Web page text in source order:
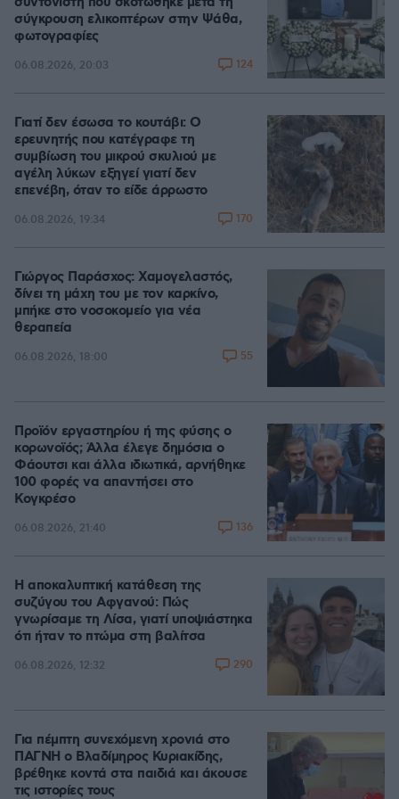
σύγκρουση ελικοπτέρων στην Ψάθα,
φωτογραφίες
06.08.2026, 20:03 124
Γιατί δεν έσωσα το κουτάβι: Ο
ερευνητής που κατέγραφε τη
συμβίωση του μικρού σκυλιού με
αγέλη λύκων εξηγεί γιατί δεν
επενέβη, όταν το είδε άρρωστο
06.08.2026, 19:34 170
Γιώργος Παράσχος: Χαμογελαστός,
δίνει τη μάχη του με τον καρκίνο,
μπήκε στο νοσοκομείο για νέα
θεραπεία
06.08.2026, 18:00 55
Προϊόν εργαστηρίου ή της φύσης ο
κορωνοϊός; Άλλα έλεγε δημόσια ο
Φάουτσι και άλλα ιδιωτικά, αρνήθηκε
100 φορές να απαντήσει στο
Κογκρέσο
06.08.2026, 21:40 136
Η αποκαλυπτική κατάθεση της
συζύγου του Αφγανού: Πώς
γνωρίσαμε τη Λίσα, γιατί υποψιάστηκα
ότι ήταν το πτώμα στη βαλίτσα
06.08.2026, 12:32 290
Για πέμπτη συνεχόμενη χρονιά στο
ΠΑΓΝΗ ο Βλαδίμηρος Κυριακίδης,
βρέθηκε κοντά στα παιδιά και άκουσε
τις ιστορίες τους